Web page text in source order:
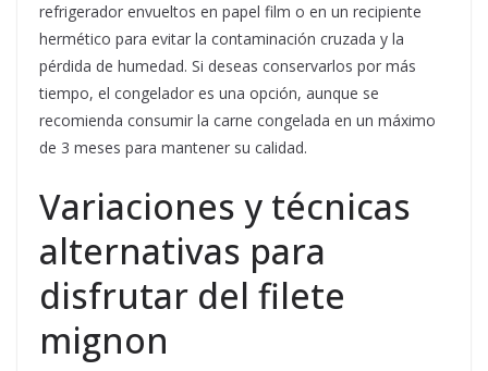
refrigerador envueltos en papel film o en un recipiente
hermético para evitar la contaminación cruzada y la
pérdida de humedad. Si deseas conservarlos por más
tiempo, el congelador es una opción, aunque se
recomienda consumir la carne congelada en un máximo
de 3 meses para mantener su calidad.
Variaciones y técnicas
alternativas para
disfrutar del filete
mignon